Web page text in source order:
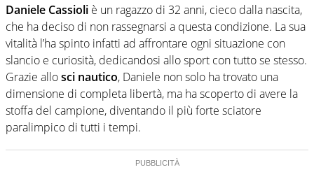
Daniele Cassioli è un ragazzo di 32 anni, cieco dalla nascita,
che ha deciso di non rassegnarsi a questa condizione. La sua
vitalità l’ha spinto infatti ad affrontare ogni situazione con
slancio e curiosità, dedicandosi allo sport con tutto se stesso.
Grazie allosci nautico, Daniele non solo ha trovato una
dimensione di completa libertà, ma ha scoperto di avere la
stoffa del campione, diventando il più forte sciatore
paralimpico di tutti i tempi.